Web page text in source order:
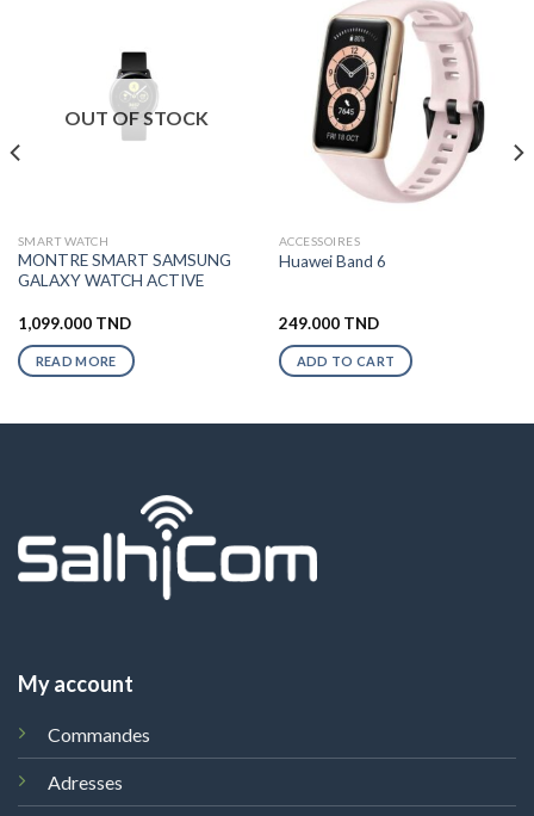
OUT OF STOCK
SMART WATCH
MONTRE SMART SAMSUNG
GALAXY WATCH ACTIVE
1,099.000 TND
READ MORE
ACCESSOIRES
Huawei Band 6
249.000 TND
ADD TO CART
My account
Commandes
Adresses